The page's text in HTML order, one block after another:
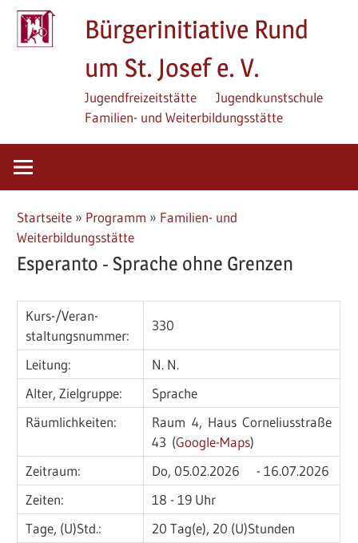
Zum
Inhalt
springen
Bürgerinitiative Rund
um St. Josef e. V.
Jugendfreizeitstätte
Jugendkunstschule
Familien- und Weiterbildungsstätte
Startseite » Programm » Familien- und
Weiterbildungsstätte
Esperanto - Sprache ohne Grenzen
Kurs-/­Veran­
staltungs­nummer:
330
Leitung:
N. N.
Alter, Zielgruppe:
Sprache
Räumlichkeiten:
Raum 4, Haus Corneliusstraße
43 (Google-Maps)
Zeitraum:
Do, 05.02.2026 - 16.07.2026
Zeiten:
18 - 19 Uhr
Tage, (U)Std.:
20 Tag(e), 20 (U)Stunden